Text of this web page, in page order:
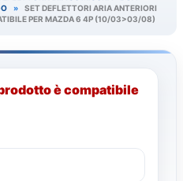
»
SET DEFLETTORI ARIA ANTERIORI
PER MAZDA 6 4P (10/03>03/08)
è compatibile